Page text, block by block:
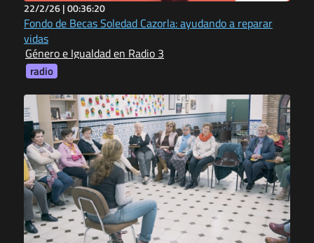
22/2/26 |00:36:20
Fondo de Becas Soledad Cazorla: ayudando a reparar
vidas
Género e Igualdad en Radio 3
radio